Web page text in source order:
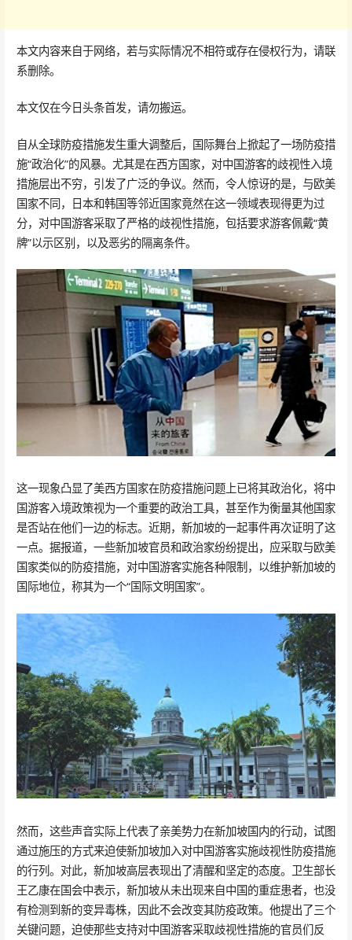
本文内容来自于网络，若与实际情况不相符或存在侵权行为，请联
系删除。
本文仅在今日头条首发，请勿搬运。
自从全球防疫措施发生重大调整后，国际舞台上掀起了一场防疫措
施“政治化”的风暴。尤其是在西方国家，对中国游客的歧视性入境
措施层出不穷，引发了广泛的争议。然而，令人惊讶的是，与欧美
国家不同，日本和韩国等邻近国家竟然在这一领域表现得更为过
分，对中国游客采取了严格的歧视性措施，包括要求游客佩戴“黄
牌”以示区别，以及恶劣的隔离条件。
这一现象凸显了美西方国家在防疫措施问题上已将其政治化，将中
国游客入境政策视为一个重要的政治工具，甚至作为衡量其他国家
是否站在他们一边的标志。近期，新加坡的一起事件再次证明了这
一点。据报道，一些新加坡官员和政治家纷纷提出，应采取与欧美
国家类似的防疫措施，对中国游客实施各种限制，以维护新加坡的
国际地位，称其为一个“国际文明国家”。
然而，这些声音实际上代表了亲美势力在新加坡国内的行动，试图
通过施压的方式来迫使新加坡加入对中国游客实施歧视性防疫措施
的行列。对此，新加坡高层表现出了清醒和坚定的态度。卫生部长
王乙康在国会中表示，新加坡从未出现来自中国的重症患者，也没
有检测到新的变异毒株，因此不会改变其防疫政策。他提出了三个
关键问题，迫使那些支持对中国游客采取歧视性措施的官员们反